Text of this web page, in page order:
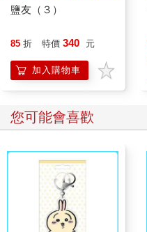
鹽友（３）
85 折 特價 340 元
加入購物車
您可能會喜歡